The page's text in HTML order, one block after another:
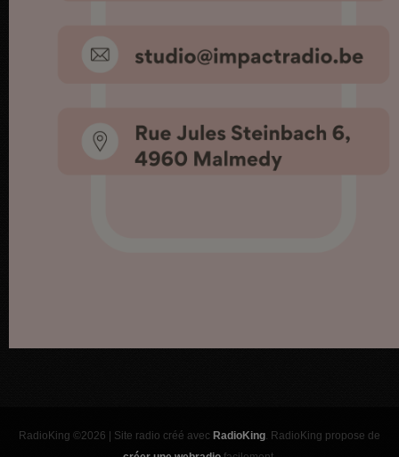
RadioKing ©2026 | Site radio créé avec RadioKing. RadioKing propose de